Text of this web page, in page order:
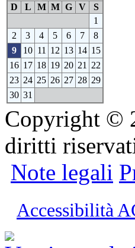
D
L M M G V
S
1
2
3 4 5 6 7
8
9
10 11 12 13 14 15
16 17 18 19 20 21
22
23 24 25 26 27 28 29
30 31
Copyright ©
diritti
Note legali
Accessibilità